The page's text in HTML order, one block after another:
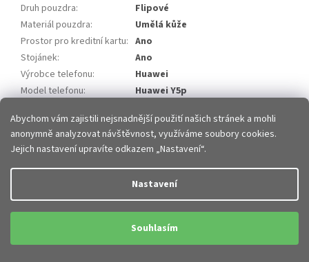
Abychom vám zajistili nejsnadnější použití našich stránek a mohli
anonymně analyzovat návštěvnost, využíváme soubory cookies.
Jejich nastavení upravíte odkazem „Nastavení“.
Nastavení
Souhlasím
Druh pouzdra:
Flipové
Materiál pouzdra:
Umělá kůže
Prostor pro kreditní kartu: Ano
Stojánek:
Ano
Výrobce telefonu:
Huawei
Model telefonu:
Huawei Y5p
Copyright 2026JHMobil.cz. Všechna práva vyhrazena.Upravit
nastavení cookies